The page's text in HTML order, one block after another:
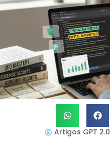
Artigos GPT 2.0